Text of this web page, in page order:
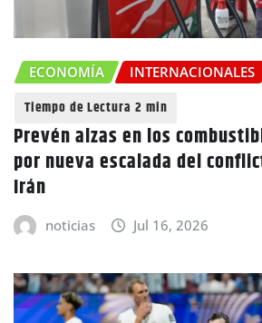
ECONOMÍA INTERNACIONALES
Prevén alzas en los
por nueva escalada del
Irán
noticias Jul 16, 2026